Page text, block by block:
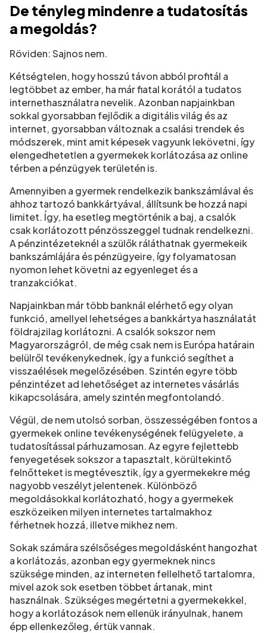
De tényleg mindenre a tudatosítás
a megoldás?
Röviden: Sajnos nem.
Kétségtelen, hogy hosszú távon abból profitál a
legtöbbet az ember, ha már fiatal korától a tudatos
internethasználatra nevelik. Azonban napjainkban
sokkal gyorsabban fejlődik a digitális világ és az
internet, gyorsabban változnak a csalási trendek és
módszerek, mint amit képesek vagyunk lekövetni, így
elengedhetetlen a gyermekek korlátozása az online
térben a pénzügyek területén is.
Amennyiben a gyermek rendelkezik bankszámlával és
ahhoz tartozó bankkártyával, állítsunk be hozzá napi
limitet. Így, ha esetleg megtörténik a baj, a csalók
csak korlátozott pénzösszeggel tudnak rendelkezni.
A pénzintézeteknél a szülők ráláthatnak gyermekeik
bankszámlájára és pénzügyeire, így folyamatosan
nyomon lehet követni az egyenleget és a
tranzakciókat.
Napjainkban már több banknál elérhető egy olyan
funkció, amellyel lehetséges a bankkártya használatát
földrajzilag korlátozni. A csalók sokszor nem
Magyarországról, de még csak nem is Európa határain
belülről tevékenykednek, így a funkció segíthet a
visszaélések megelőzésében. Szintén egyre több
pénzintézet ad lehetőséget az internetes vásárlás
kikapcsolására, amely szintén megfontolandó.
Végül, de nem utolsó sorban, összességében fontos a
gyermekek online tevékenységének felügyelete, a
tudatosítással párhuzamosan. Az egyre fejlettebb
fenyegetések sokszor a tapasztalt, körültekintő
felnőtteket is megtévesztik, így a gyermekekre még
nagyobb veszélyt jelentenek. Különböző
megoldásokkal korlátozható, hogy a gyermekek
eszközeiken milyen internetes tartalmakhoz
férhetnek hozzá, illetve mikhez nem.
Sokak számára szélsőséges megoldásként hangozhat
a korlátozás, azonban egy gyermeknek nincs
szüksége minden, az interneten fellelhető tartalomra,
mivel azok sok esetben többet ártanak, mint
használnak. Szükséges megértetni a gyermekekkel,
hogy a korlátozások nem ellenük irányulnak, hanem
épp ellenkezőleg, értük vannak.